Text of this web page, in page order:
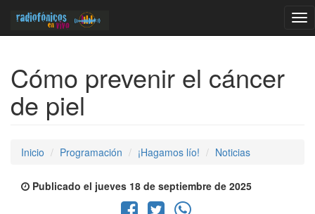
Cómo prevenir el cáncer
de piel
Inicio Programación ¡Hagamos lío! Noticias
Publicado el jueves 18 de septiembre de 2025